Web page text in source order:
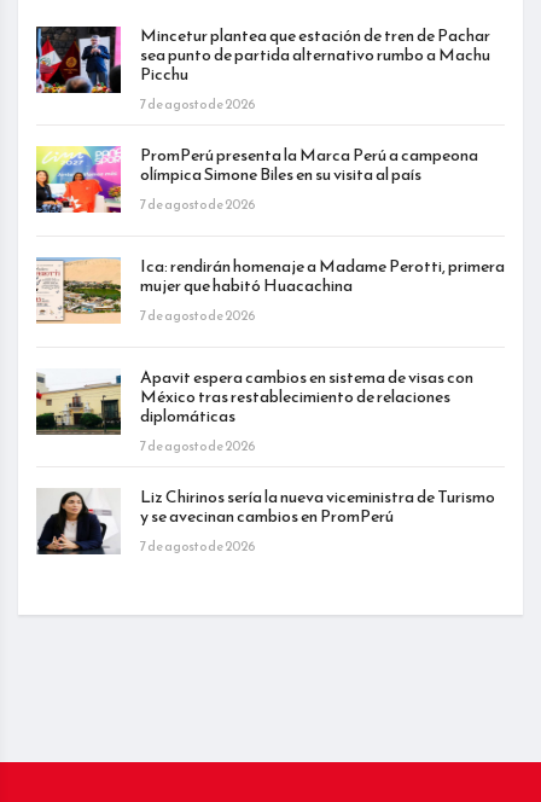
Mincetur plantea que estación de tren de Pachar
sea punto de partida alternativo rumbo a Machu
Picchu
7 de agosto de 2026
PromPerú presenta la Marca Perú a campeona
olímpica Simone Biles en su visita al país
7 de agosto de 2026
Ica: rendirán homenaje a Madame Perotti, primera
mujer que habitó Huacachina
7 de agosto de 2026
Apavit espera cambios en sistema de visas con
México tras restablecimiento de relaciones
diplomáticas
7 de agosto de 2026
Liz Chirinos sería la nueva viceministra de Turismo
y se avecinan cambios en PromPerú
7 de agosto de 2026